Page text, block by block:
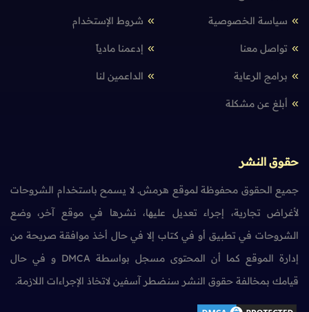
سياسة الخصوصية شروط الإستخدام
تواصل معنا إدعمنا مادياً
برامج الرعاية الداعمين لنا
أبلغ عن مشكلة
حقوق النشر
جميع الحقوق محفوظة لموقع هرمش. لا يسمح باستخدام الشروحات
لأغراض تجارية، إجراء تعديل عليها، نشرها في موقع آخر، وضع
الشروحات في تطبيق أو في كتاب إلا في حال أخذ موافقة صريحة من
إدارة الموقع كما أن المحتوى مسجل بواسطة DMCA و في حال
قيامك بمخالفة حقوق النشر سنضطر آسفين لاتخاذ الإجراءات اللازمة.